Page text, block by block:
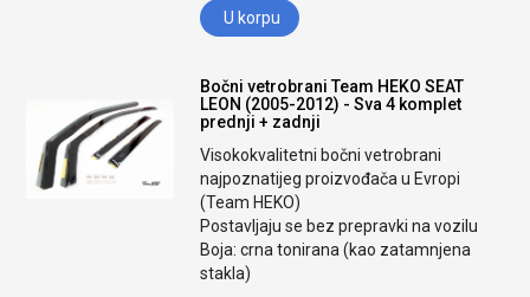
U korpu
Bočni vetrobrani Team HEKO SEAT
LEON (2005-2012) - Sva 4 komplet
prednji + zadnji
Visokokvalitetni bočni vetrobrani
najpoznatijeg proizvođača u Evropi
(Team HEKO)
Postavljaju se bez prepravki na vozilu
Boja: crna tonirana (kao zatamnjena
stakla)